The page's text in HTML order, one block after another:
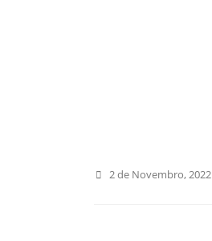
2 de Novembro, 2022